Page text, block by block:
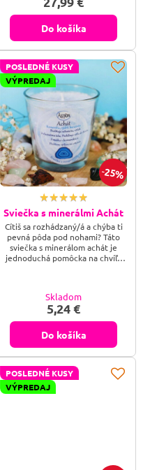
masáž tváre. Najprv chladivý
dotyk kameňa pôsobí na koži
naozaj krásnym pocitom, poslúži
na úľavu pri bolestiach hlavy
alebo pri pocite ťažkých viečok
po rannom prebudení, a po chvíli
masírovania vás odmení hrejivým
teplom.
Do košíka
25%
POSLEDNÉ KUSY
VÝPREDAJ
Sviečka s minerálmi Achát
Cítiš sa rozhádzaný/á a chýba ti
pevná pôda pod nohami? Táto
sviečka s minerálom achát je
jednoduchá pomôcka na chvíľu
Skladom
5,24 €
Do košíka
POSLEDNÉ KUSY
VÝPREDAJ